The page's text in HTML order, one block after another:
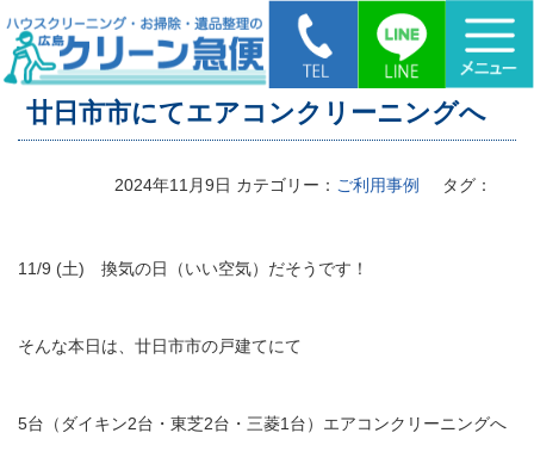
HOME > 廿日市市にてエアコンクリーニングへ
廿日市市にてエアコンクリーニングへ
2024年11月9日 カテゴリー： ご利用事例 タグ：
11/9 (土) 換気の日（いい空気）だそうです！
そんな本日は、廿日市市の戸建てにて
5台（ダイキン2台・東芝2台・三菱1台）エアコンクリーニングへ